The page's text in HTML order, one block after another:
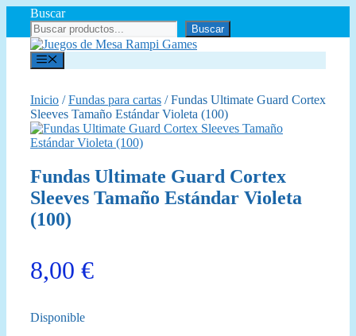
Saltar
contenido
Buscar
Buscar
Menú
Inicio /Fundas para cartas / Fundas Ultimate Guard Cortex
Sleeves Tamaño Estándar Violeta (100)
Fundas Ultimate Guard Cortex
Sleeves Tamaño Estándar Violeta
(100)
8,00 €
Disponible